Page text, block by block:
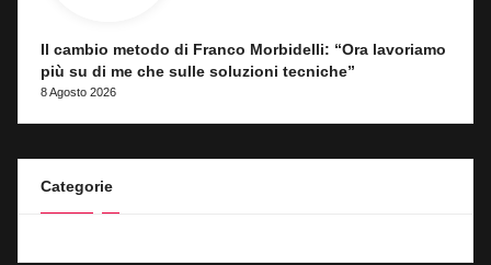
Il cambio metodo di Franco Morbidelli: “Ora lavoriamo
più su di me che sulle soluzioni tecniche”
8 Agosto 2026
Categorie